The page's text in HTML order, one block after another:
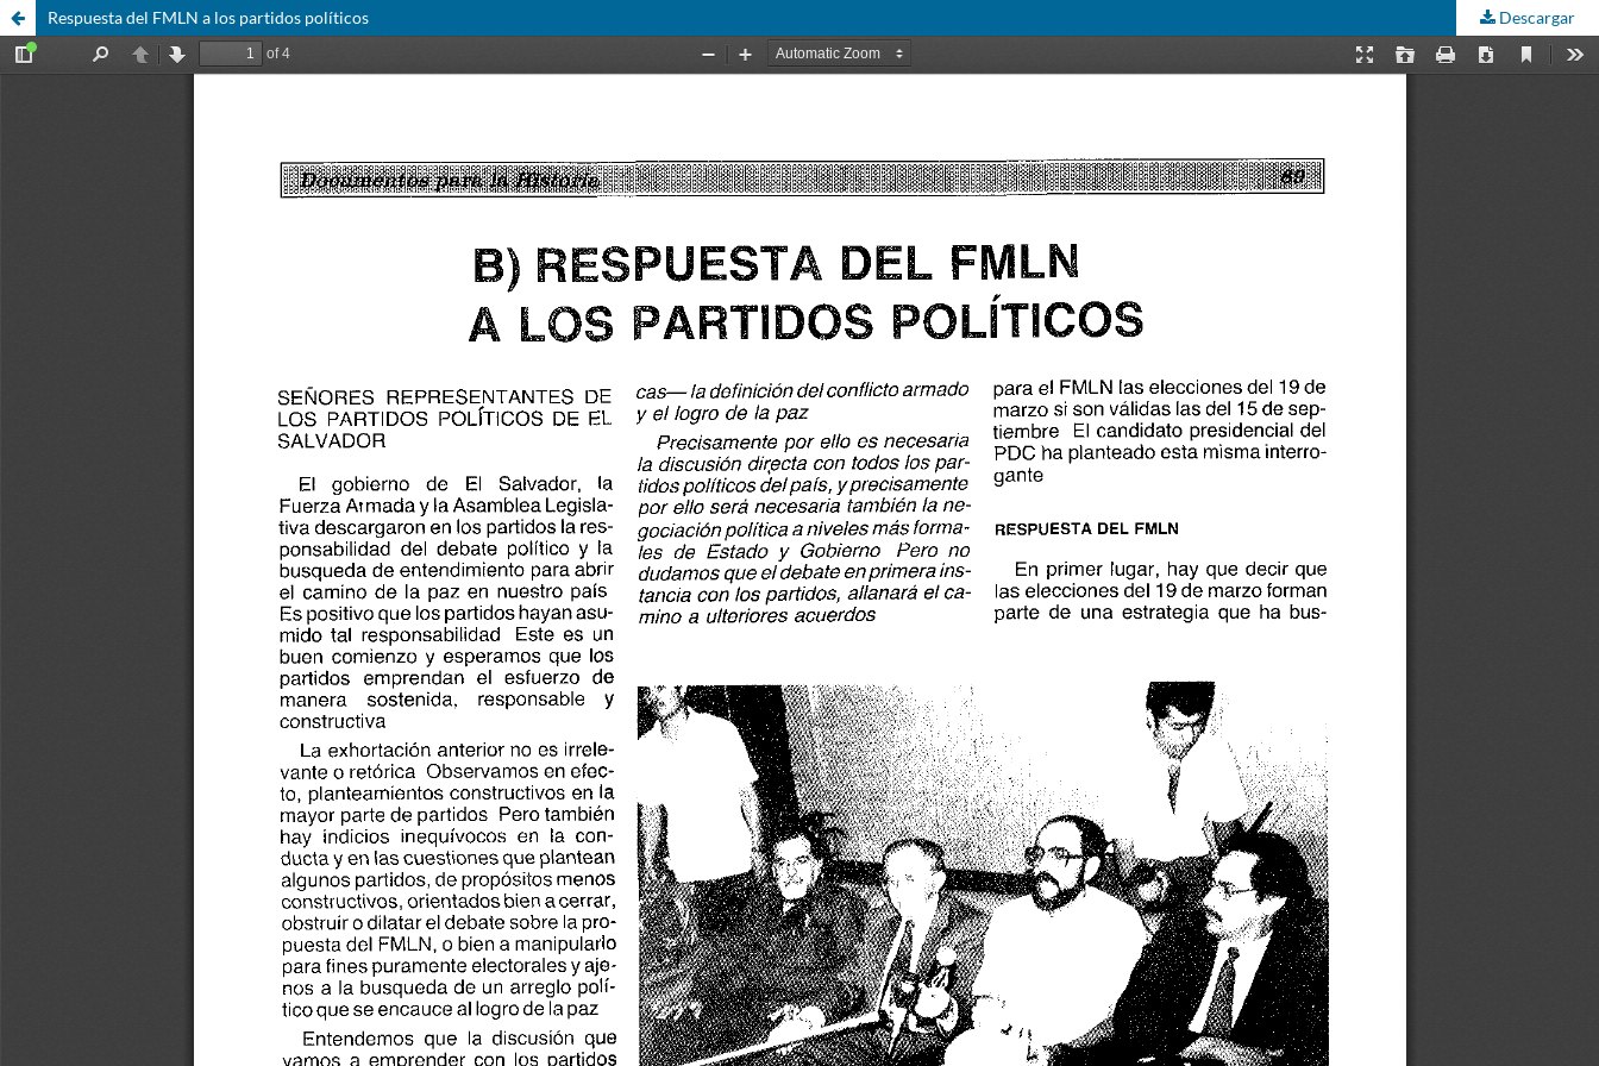
Respuesta del FMLN a los partidos políticos Descargar